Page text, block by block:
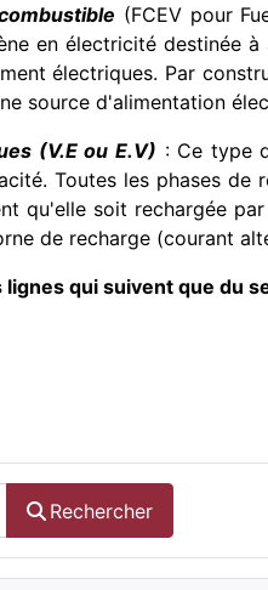
(FCEV pour
en électricité destinée
électriques. Par
source d'alimentation
(V.E ou E.V) : Ce type
Toutes les phases
qu'elle soit rechargée
de recharge (courant
qui suivent que du
Rechercher